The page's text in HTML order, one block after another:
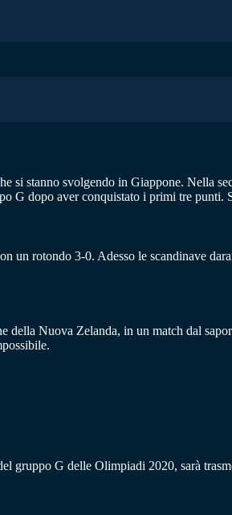
stanno svolgendo in Giappone. Nella
G dopo aver conquistato i primi tre punti.
un rotondo 3-0. Adesso le scandinave
della Nuova Zelanda, in un match dal
gruppo G delle Olimpiadi 2020, sarà